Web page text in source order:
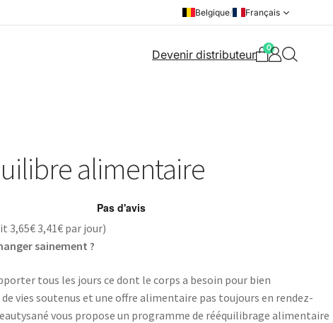
Belgique/ Français
Devenir distributeur 0
alimentaire
3,65€3,41€ par jour)
sainement ?
tous les jours ce dont le corps a besoin pour bien
vies soutenus et une offre alimentaire pas toujours en rendez-
vous propose un programme de rééquilibrage alimentaire